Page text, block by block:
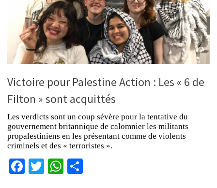
Victoire pour Palestine Action : Les « 6 de
Filton » sont acquittés
Les verdicts sont un coup sévère pour la tentative du
gouvernement britannique de calomnier les militants
propalestiniens en les présentant comme de violents
criminels et des « terroristes ».
Facebook
TwitterWhatsApp